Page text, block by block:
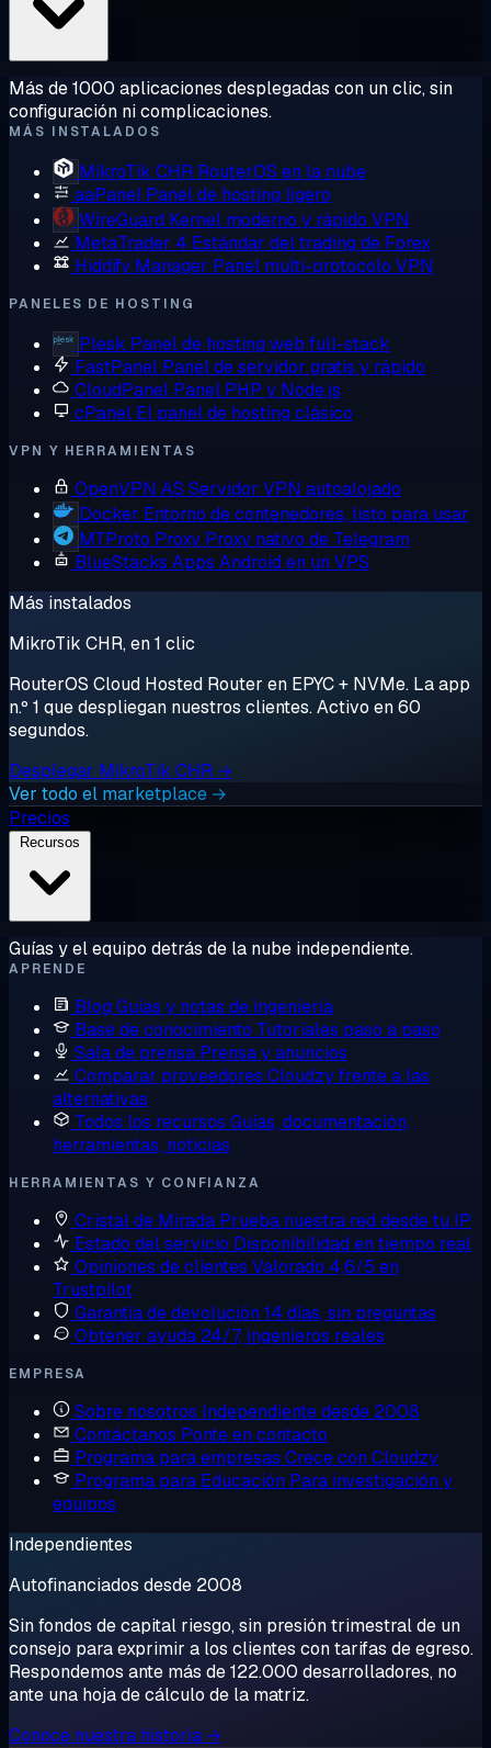
Más de 1000 aplicaciones desplegadas con un clic, sin
configuración ni complicaciones.
MÁS INSTALADOS
MikroTik CHR RouterOS en la nube
aaPanel Panel de hosting ligero
WireGuard Kernel moderno y rápido VPN
MetaTrader 4 Estándar del trading de Forex
Hiddify Manager Panel multi-protocolo VPN
PANELES DE HOSTING
Plesk Panel de hosting web full-stack
FastPanel Panel de servidor gratis y rápido
CloudPanel Panel PHP y Node.js
cPanel El panel de hosting clásico
VPN Y HERRAMIENTAS
OpenVPN AS Servidor VPN autoalojado
Docker Entorno de contenedores, listo para usar
MTProto Proxy Proxy nativo de Telegram
BlueStacks Apps Android en un VPS
Más instalados
MikroTik CHR, en 1 clic
RouterOS Cloud Hosted Router en EPYC + NVMe. La app
n.º 1 que despliegan nuestros clientes. Activo en 60
segundos.
Desplegar MikroTik CHR →
Ver todo el marketplace →
Precios
Guías y el equipo detrás de la nube independiente.
APRENDE
Blog Guías y notas de ingeniería
Base de conocimiento Tutoriales paso a paso
Sala de prensa Prensa y anuncios
Comparar proveedores Cloudzy frente a las
alternativas
Todos los recursos Guías, documentación,
herramientas, noticias
HERRAMIENTAS Y CONFIANZA
Cristal de Mirada Prueba nuestra red desde tu IP
Estado del servicio Disponibilidad en tiempo real
Opiniones de clientes Valorado 4,6/5 en
Trustpilot
Garantía de devolución 14 días, sin preguntas
Obtener ayuda 24/7, ingenieros reales
EMPRESA
Sobre nosotros Independiente desde 2008
Contáctanos Ponte en contacto
Programa para empresas Crece con Cloudzy
Programa para Educación Para investigación y
equipos
Independientes
Autofinanciados desde 2008
Sin fondos de capital riesgo, sin presión trimestral de un
consejo para exprimir a los clientes con tarifas de egreso.
Respondemos ante más de 122.000 desarrolladores, no
ante una hoja de cálculo de la matriz.
Conoce nuestra historia →